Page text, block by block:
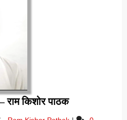
राम किशोर पाठकनशा
नशा